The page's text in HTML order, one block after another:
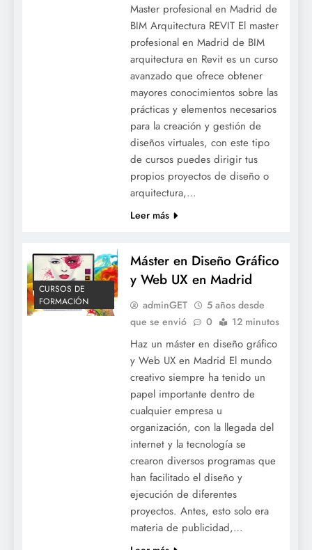
Master profesional en Madrid de
BIM Arquitectura REVIT El master
profesional en Madrid de BIM
arquitectura en Revit es un curso
avanzado que ofrece obtener
mayores conocimientos sobre las
prácticas y elementos necesarios
para la creación y gestión de
diseños virtuales, con este tipo
de cursos puedes dirigir tus
propios proyectos de diseño o
arquitectura,…
Leer más
CURSOS DE
FORMACIÓN
Máster en Diseño Gráfico
y Web UX en Madrid
adminGET
5 años desde
que se envió
0 12 minutos
Haz un máster en diseño gráfico
y Web UX en Madrid El mundo
creativo siempre ha tenido un
papel importante dentro de
cualquier empresa u
organización, con la llegada del
internet y la tecnología se
crearon diversos programas que
han facilitado el diseño y
ejecución de diferentes
proyectos. Antes, esto solo era
materia de publicidad,…